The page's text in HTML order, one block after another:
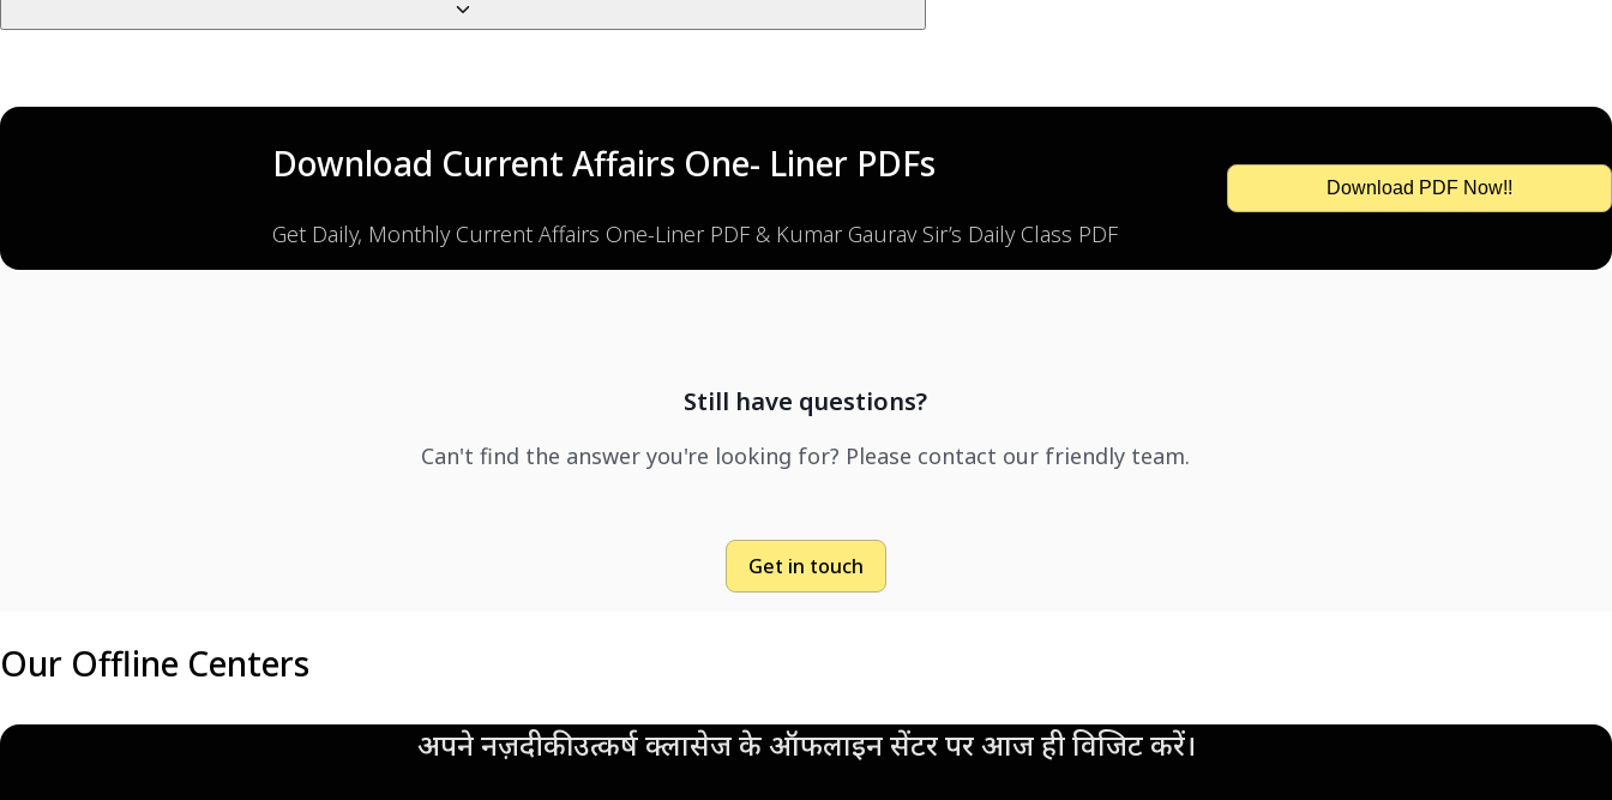
Download Current Affairs One- Liner PDFs
Get Daily, Monthly Current Affairs One-Liner PDF & Kumar Gaurav Sir’s Daily Class PDF
Download PDF Now!!
Still have questions?
Can't find the answer you're looking for? Please contact our friendly team.
Get in touch
Our Offline Centers
अपने नज़दीकी उत्कर्ष क्लासेज के ऑफलाइन सेंटर पर आज ही विजिट करें।